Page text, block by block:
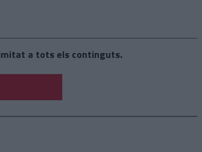
a tots els continguts.